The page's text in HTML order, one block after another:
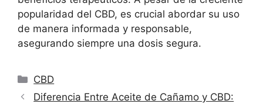
popularidad del CBD, es crucial abordar su uso
de manera informada y responsable,
asegurando siempre una dosis segura.
Categorías
CBD
Diferencia Entre Aceite de Cañamo y CBD: